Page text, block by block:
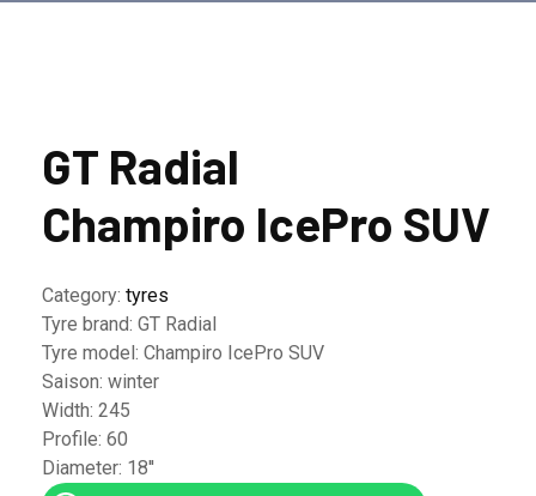
GT Radial
Champiro IcePro SUV
Category: tyres
Tyre brand: GT Radial
Tyre model: Champiro IcePro SUV
Saison: winter
Width: 245
Profile: 60
Diameter: 18''